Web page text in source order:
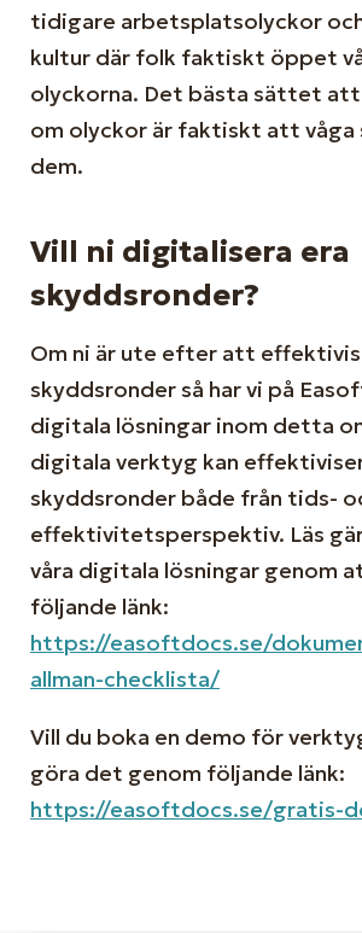
tidigare arbetsplatsolyckor
kultur där folk faktiskt öppet
olyckorna. Det bästa sättet att
om olyckor är faktiskt att våga
dem.
Vill ni digitalisera era
skyddsronder?
Om ni är ute efter att
skyddsronder så har vi på
digitala lösningar inom detta
digitala verktyg kan
skyddsronder både från tids-
effektivitetsperspektiv. Läs
våra digitala lösningar genom
följande länk:
https://easoftdocs.se/
allman-checklista/
Vill du boka en demo för
göra det genom följande länk:
https://easoftdocs.se/gratis-